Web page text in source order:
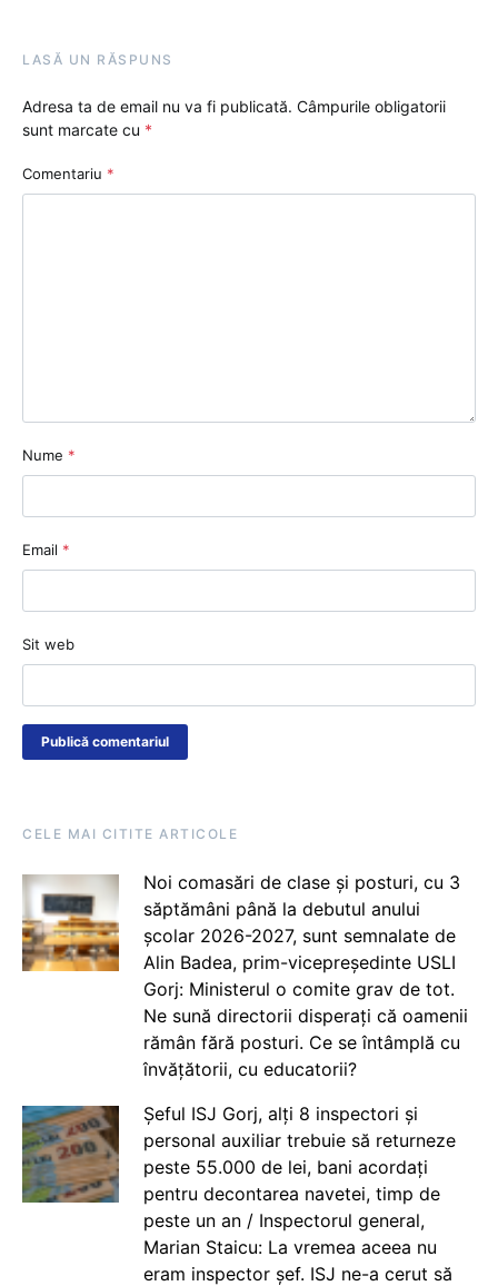
LASĂ UN RĂSPUNS
Adresa ta de email nu va fi publicată. Câmpurile obligatorii
sunt marcate cu *
Comentariu *
Nume *
Email *
Sit web
CELE MAI CITITE ARTICOLE
Noi comasări de clase și posturi, cu 3
săptămâni până la debutul anului
școlar 2026-2027, sunt semnalate de
Alin Badea, prim-vicepreședinte USLI
Gorj: Ministerul o comite grav de tot.
Ne sună directorii disperați că oamenii
rămân fără posturi. Ce se întâmplă cu
învățătorii, cu educatorii?
Șeful ISJ Gorj, alți 8 inspectori și
personal auxiliar trebuie să returneze
peste 55.000 de lei, bani acordați
pentru decontarea navetei, timp de
peste un an / Inspectorul general,
Marian Staicu: La vremea aceea nu
eram inspector șef. ISJ ne-a cerut să